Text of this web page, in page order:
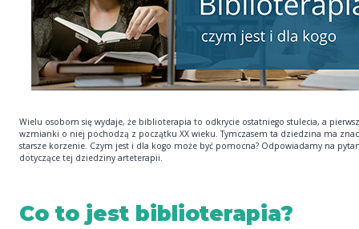
Wielu osobom się wydaje, że biblioterapia to odkrycie ostatniego stulecia, a
wzmianki o niej pochodzą z początku XX wieku. Tymczasem ta dziedzina ma
starsze korzenie. Czym jest i dla kogo może być pomocna? Odpowiadamy na
dotyczące tej dziedziny arteterapii.
Co to jest biblioterapia?